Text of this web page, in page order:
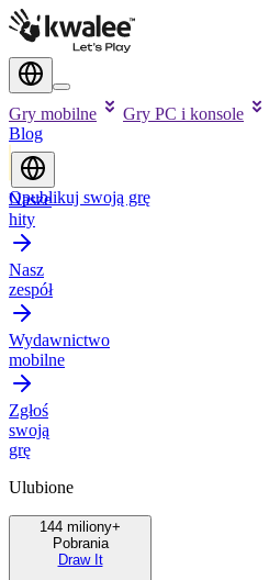
Gry mobilne Gry PC i konsole
Blog
Opublikuj swoją grę
Nasze
hity
Nasz
zespół
Wydawnictwo
mobilne
Zgłoś
swoją
grę
Ulubione
144 miliony+
Pobrania
Draw It